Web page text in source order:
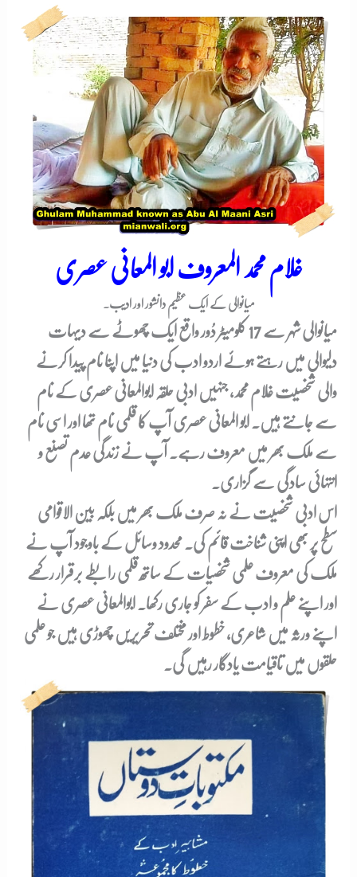
غلام محمد المعروف ابو المعانی عصری
میانوالی کے ایک عظیم دانشور اور ادیب.
میانوالی شہر سے 17 کلومیٹر دُور واقع ایک چھوٹے سے دیہات
دلیوالی میں رہتے ہوئے اردو ادب کی دنیا میں اپنا نام پیدا کرنے
والی شخصیت غلام محمد، جنہیں ادبی حلقہ ابوالمعانی عصری کے نام
سے جانتے ہیں۔ ابو المعانی عصری آپ کا قلمی نام تھا اور اسی نام
سے ملک بھر میں معروف رہے۔ آپ نے زندگی عدم تصنع و
انتہائی سادگی سے گزاری۔
اس ادبی شخصیت نے نہ صرف ملک بھر میں بلکہ بین الاقوامی
سطح پر بھی اپنی شناخت قائم کی۔ محدود وسائل کے باوجود آپ نے
ملک کی معروف علمی شخصیات کے ساتھ قلمی رابطے برقرار رکھے
اور اپنے علم و ادب کے سفر کو جاری رکھا۔ ابوالمعانی عصری نے
اپنے ورثہ میں شاعری، خطوط اور مختلف تحریریں چھوڑی ہیں جو علمی
حلقوں میں تاقیامت یادگار رہیں گی۔